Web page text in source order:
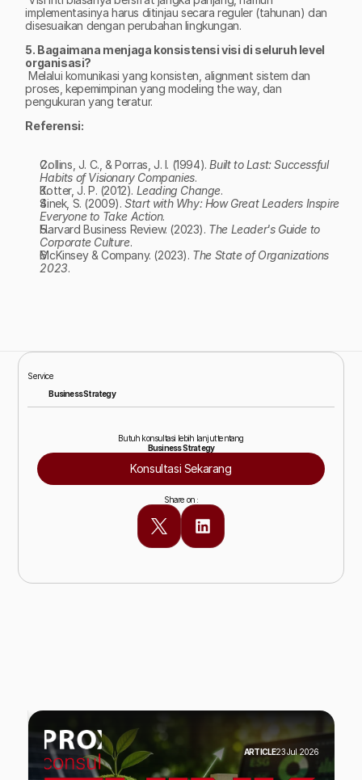
implementasinya harus ditinjau secara reguler (tahunan) dan
disesuaikan dengan perubahan lingkungan.
5. Bagaimana menjaga konsistensi visi di seluruh level
organisasi?
Melalui komunikasi yang konsisten, alignment sistem dan
proses, kepemimpinan yang modeling the way, dan
pengukuran yang teratur.
Referensi:
Collins, J. C., & Porras, J. I. (1994). Built to Last: Successful
Habits of Visionary Companies.
Kotter, J. P. (2012). Leading Change.
Sinek, S. (2009). Start with Why: How Great Leaders Inspire
Everyone to Take Action.
Harvard Business Review. (2023). The Leader's Guide to
Corporate Culture.
McKinsey & Company. (2023). The State of Organizations
2023.
Service
Business Strategy
Butuh konsultasi lebih lanjut tentang
Business Strategy
Konsultasi Sekarang
Share on :
Baca Juga Insight lainnya
ARTICLE23 Jul 2026